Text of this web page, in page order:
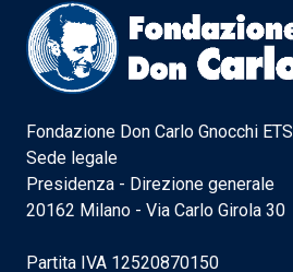
Fondazione Don Carlo Gnocchi ETS
Sede legale
Presidenza - Direzione generale
20162 Milano - Via Carlo Girola 30
Partita IVA 12520870150